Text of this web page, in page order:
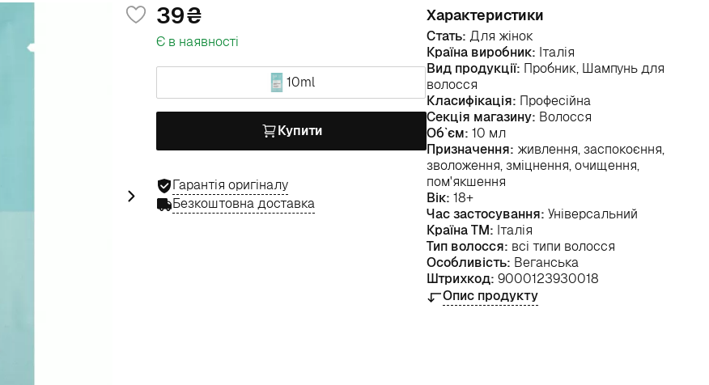
39
Є в наявності
10ml
Купити
Гарантія оригіналу
Безкоштовна доставка
Характеристики
Стать: Для жінок
Країна виробник: Італія
Вид продукції: Пробник, Шампунь для
волосся
Класифікація: Професійна
Секція магазину: Волосся
Об`єм: 10 мл
Призначення: живлення, заспокоєння,
зволоження, зміцнення, очищення,
пом'якшення
Вік: 18+
Час застосування: Універсальний
Країна ТМ: Італія
Тип волосся: всі типи волосся
Особливість: Веганська
Штрихкод: 9000123930018
Опис продукту